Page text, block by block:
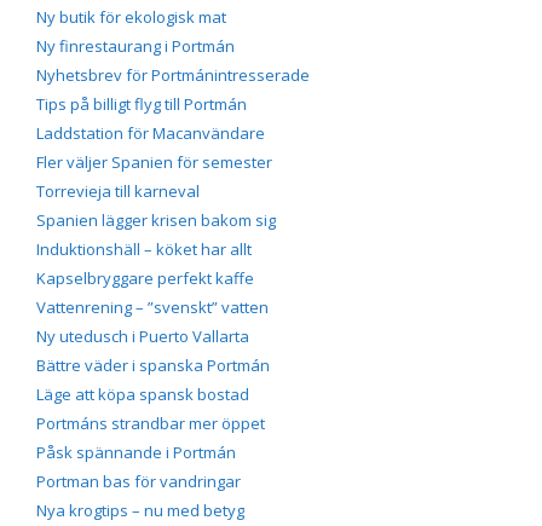
Ny butik för ekologisk mat
Ny finrestaurang i Portmán
Nyhetsbrev för Portmánintresserade
Tips på billigt flyg till Portmán
Laddstation för Macanvändare
Fler väljer Spanien för semester
Torrevieja till karneval
Spanien lägger krisen bakom sig
Induktionshäll – köket har allt
Kapselbryggare perfekt kaffe
Vattenrening – ”svenskt” vatten
Ny utedusch i Puerto Vallarta
Bättre väder i spanska Portmán
Läge att köpa spansk bostad
Portmáns strandbar mer öppet
Påsk spännande i Portmán
Portman bas för vandringar
Nya krogtips – nu med betyg